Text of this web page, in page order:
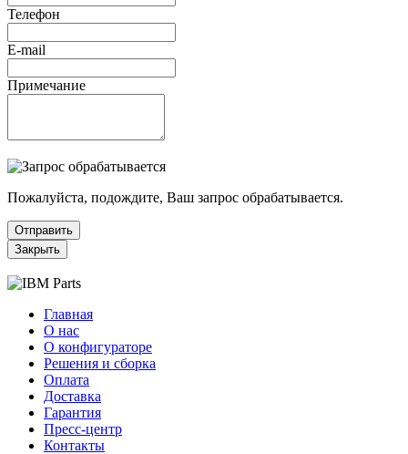
Телефон
E-mail
Примечание
Пожалуйста, подождите, Ваш запрос обрабатывается.
Отправить
Закрыть
Главная
О нас
О конфигураторе
Решения и сборка
Оплата
Доставка
Гарантия
Пресс-центр
Контакты